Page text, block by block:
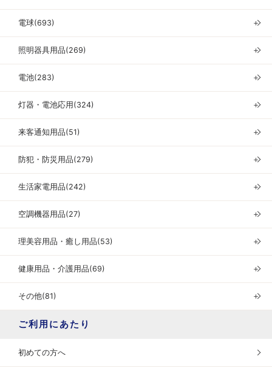
電球(693) ＋
照明器具用品(269) ＋
電池(283) ＋
灯器・電池応用(324) ＋
来客通知用品(51) ＋
防犯・防災用品(279) ＋
生活家電用品(242) ＋
空調機器用品(27) ＋
理美容用品・癒し用品(53) ＋
健康用品・介護用品(69) ＋
その他(81) ＋
ご利用にあたり
初めての方へ